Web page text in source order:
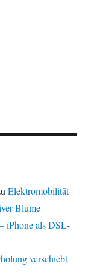
Elektromobilität
Blume
iPhone als DSL-
verschiebt